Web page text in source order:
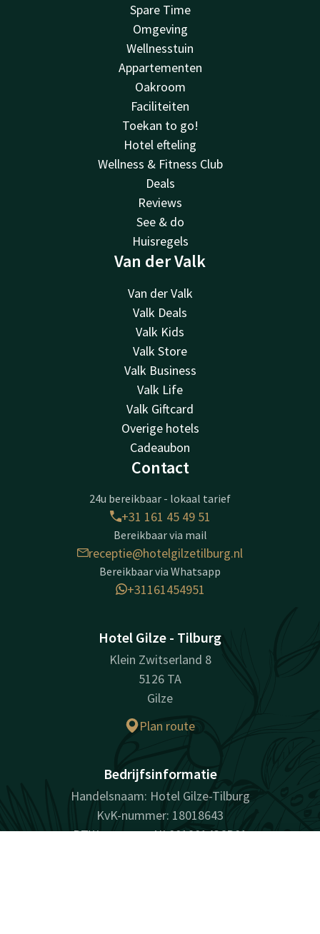
Spare Time
Omgeving
Wellnesstuin
Appartementen
Oakroom
Faciliteiten
Toekan to go!
Hotel efteling
Wellness & Fitness Club
Deals
Reviews
See & do
Huisregels
Van der Valk
Van der Valk
Valk Deals
Valk Kids
Valk Store
Valk Business
Valk Life
Valk Giftcard
Overige hotels
Cadeaubon
Contact
24u bereikbaar - lokaal tarief
+31 161 45 49 51
Bereikbaar via mail
receptie@hotelgilzetilburg.nl
Bereikbaar via Whatsapp
+31161454951
Hotel Gilze - Tilburg
Klein Zwitserland 8
5126 TA
Gilze
Plan route
Bedrijfsinformatie
Handelsnaam: Hotel Gilze-Tilburg
KvK-nummer: 18018643
BTW-nummer: NL001901436B01